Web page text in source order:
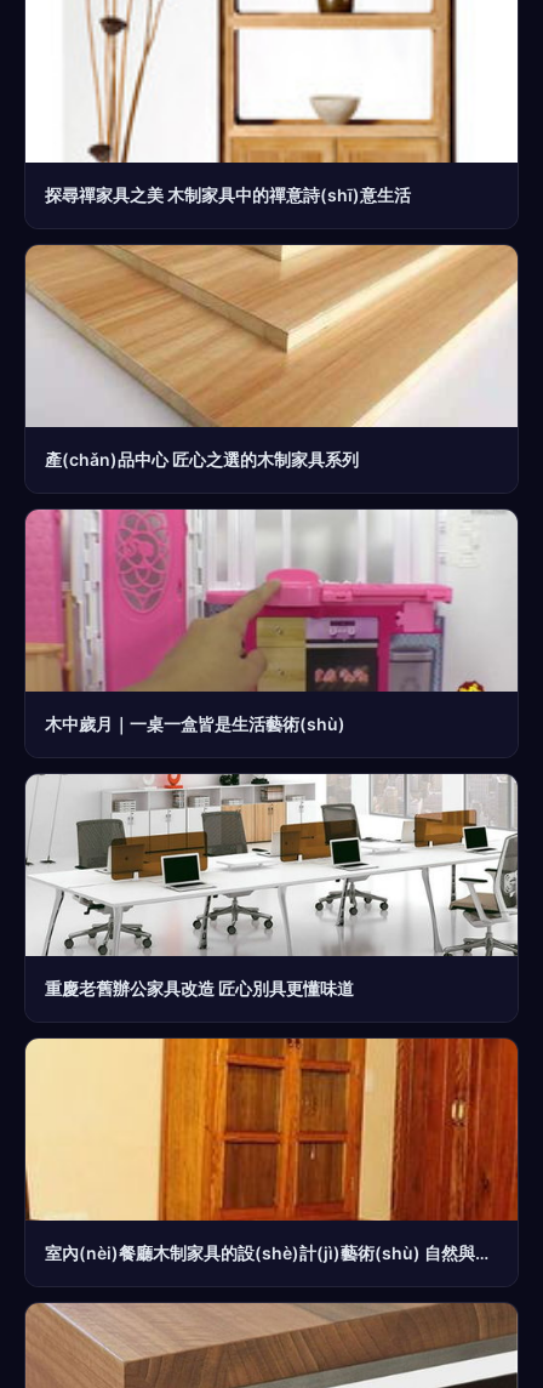
探尋禪家具之美 木制家具中的禪意詩(shī)意生活
產(chǎn)品中心 匠心之選的木制家具系列
木中歲月｜一桌一盒皆是生活藝術(shù)
重慶老舊辦公家具改造 匠心別具更懂味道
室內(nèi)餐廳木制家具的設(shè)計(jì)藝術(shù) 自然與優(yōu)雅的完美融合